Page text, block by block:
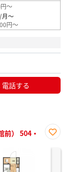
～
月～
円～
電話する
前） 504・
に入